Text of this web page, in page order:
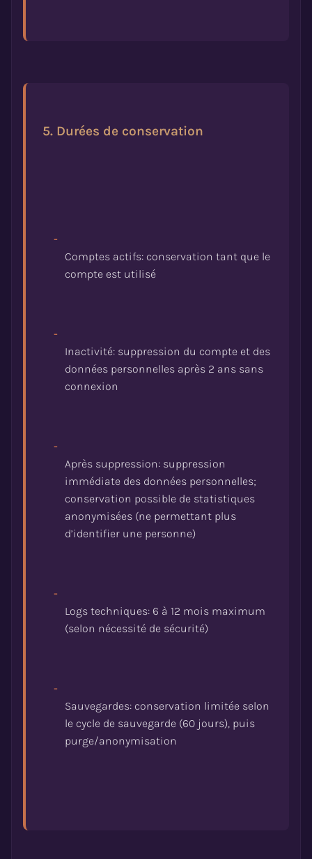
5. Durées de conservation
-
Comptes actifs: conservation tant que le
-
Inactivité: suppression du compte et des
données personnelles après 2 ans sans
-
Après suppression: suppression
immédiate des données personnelles;
conservation possible de statistiques
anonymisées (ne permettant plus
-
Logs techniques: 6 à 12 mois maximum
-
Sauvegardes: conservation limitée selon
le cycle de sauvegarde (60 jours), puis